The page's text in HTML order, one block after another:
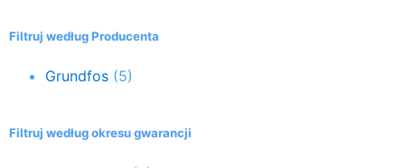
Filtruj według Producenta
Grundfos (5)
Filtruj według okresu gwarancji